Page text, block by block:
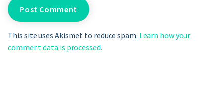
This site uses Akismet to reduce spam. Learn how your
comment data is processed.